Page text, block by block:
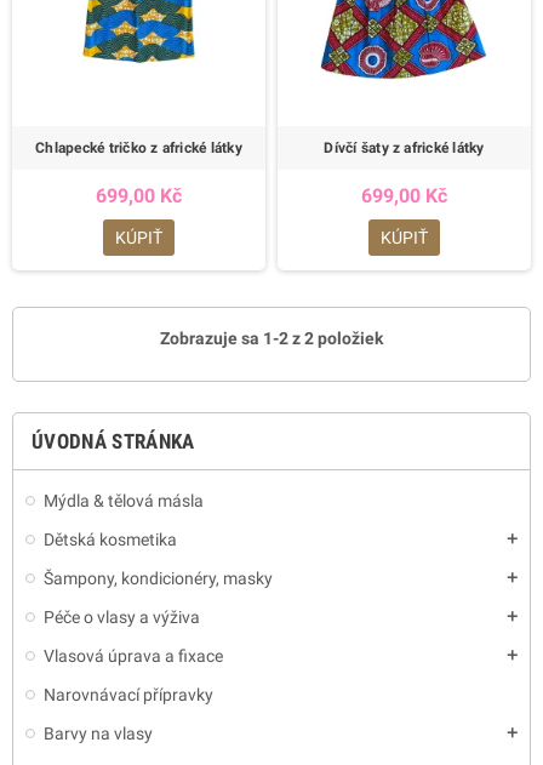
ÚVODNÁ STRÁNKA
Mýdla & tělová másla
Dětská kosmetika
add
Šampony, kondicionéry, masky add
Péče o vlasy a výživa add
Vlasová úprava a fixace add
Narovnávací přípravky
Barvy na vlasy
add
Chlapecké tričko z africké látky
699,00 Kč
KÚPIŤ
Dívčí šaty z africké látky
699,00 Kč
KÚPIŤ
Zobrazuje sa 1-2 z 2 položiek